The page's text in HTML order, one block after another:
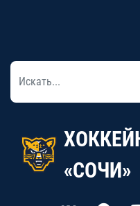
«СОЧИ»